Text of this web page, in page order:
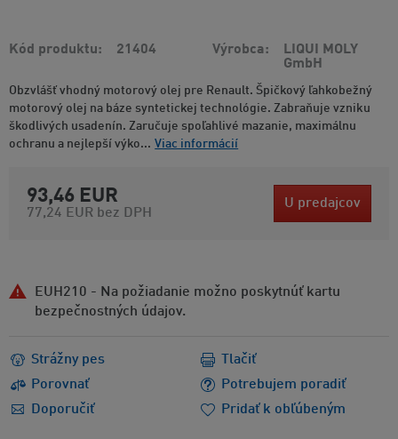
Kód produktu 21404 Výrobca
LIQUI MOLY
GmbH
Obzvlášť vhodný motorový olej pre Renault. Špičkový ľahkobežný
motorový olej na báze syntetickej technológie. Zabraňuje vzniku
škodlivých usadenín. Zaručuje spoľahlivé mazanie, maximálnu
ochranu a nejlepší výko... Viac informácií
93,46 EUR
77,24 EUR bez DPH
U predajcov
EUH210 - Na požiadanie možno poskytnúť kartu
bezpečnostných údajov.
Strážny pes
Porovnať
Potrebujem poradiť
Doporučiť
Tlačiť
Pridať k obľúbeným